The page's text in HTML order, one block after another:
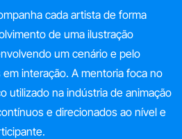
cada artista de forma
de uma ilustração
um cenário e pelo
interação. A mentoria foca no
utilizado na indústria de animação
e direcionados ao nível e